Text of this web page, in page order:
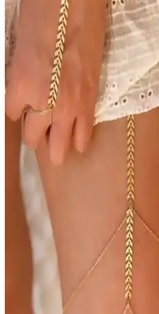
Aurrari'nin güneş figürlü altın kaplama
yüksek kaliteli malzemeleriyle şıklık ve
Kullanımı kolay, dayanıklı ve hassas
özel günler için ideal bir seçimdir.
Ahlatcı Sarrafiye 1.75 Gram
Yeni Tarihli Yatırım ve Hediye
Ahlatcı Sarrafiye'nin 1.75 gram 22 ayar
yatırım ve hediye için ideal, estetik ve
uygun, şık tasarımıyla öne çıkan değerli
İAR Nadir Gold 5 Gram ve 24
Yatırım ve Takı İçin Güvenilir
İAR Nadir Gold 5 Gram ve 24 Ayar saf
estetikle yatırım ve takı için mükemmel
değer ve şıklık sağlar.
Kalıcı Altın Karamel Renk
İncelemesi ve Kullanım İpuçları
Kalıcı altın karamel renk deluxe saç
estetik sonuçlar sunar. Renk koruma ve
saçlarınızın doğal güzelliğini koruyun.